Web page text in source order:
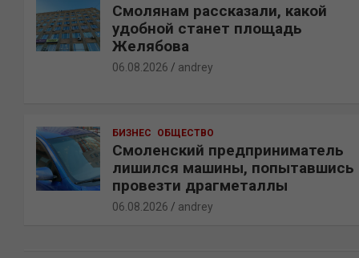
Смолянам рассказали, какой
удобной станет площадь
Желябова
06.08.2026 andrey
БИЗНЕС ОБЩЕСТВО
Смоленский предприниматель
лишился машины, попытавшись
провезти драгметаллы
06.08.2026 andrey